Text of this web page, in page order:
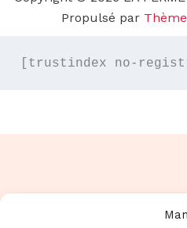
Propulsé par